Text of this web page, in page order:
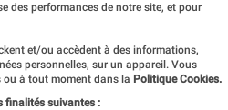
Sélection
des performances de notre site, et pour
et/ou accèdent à des informations,
personnelles, sur un appareil. Vous
ou à tout moment dans la Politique Cookies.
finalités suivantes :